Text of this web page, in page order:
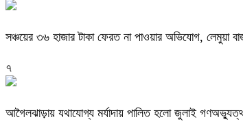
সঞ্চয়ের ৩৬ হাজার টাকা ফেরত না পাওয়ার অভিযোগ, লেমুয়া
৭
আগৈলঝাড়ায় যথাযোগ্য মর্যাদায় পালিত হলো জুলাই